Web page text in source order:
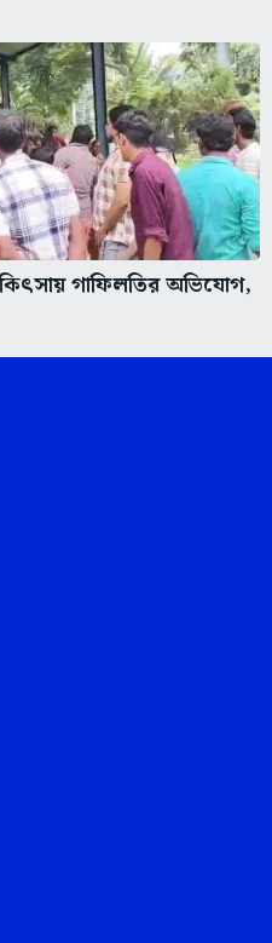
গাফিলতির অভিযোগ,